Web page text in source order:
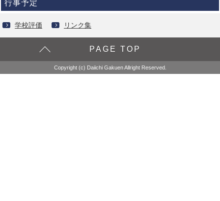
行事予定
学校評価 リンク集
PAGE TOP
Copyright (c) Daiichi Gakuen Allright Reserved.